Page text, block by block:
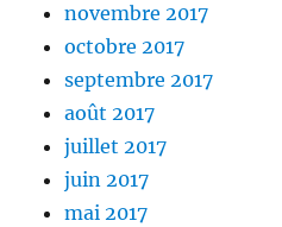
novembre 2017
octobre 2017
septembre 2017
août 2017
juillet 2017
juin 2017
mai 2017